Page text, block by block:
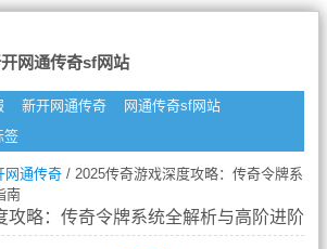
网通传奇sf网站
新开网通传奇
网通传奇sf网站
签
网通传奇/ 2025传奇游戏深度攻略：传奇令牌系
南
攻略：传奇令牌系统全解析与高阶进阶指